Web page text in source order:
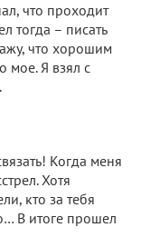
что проходит
тогда – писать
что хорошим
мое. Я взял с
Когда меня
Хотя
кто за тебя
В итоге прошел